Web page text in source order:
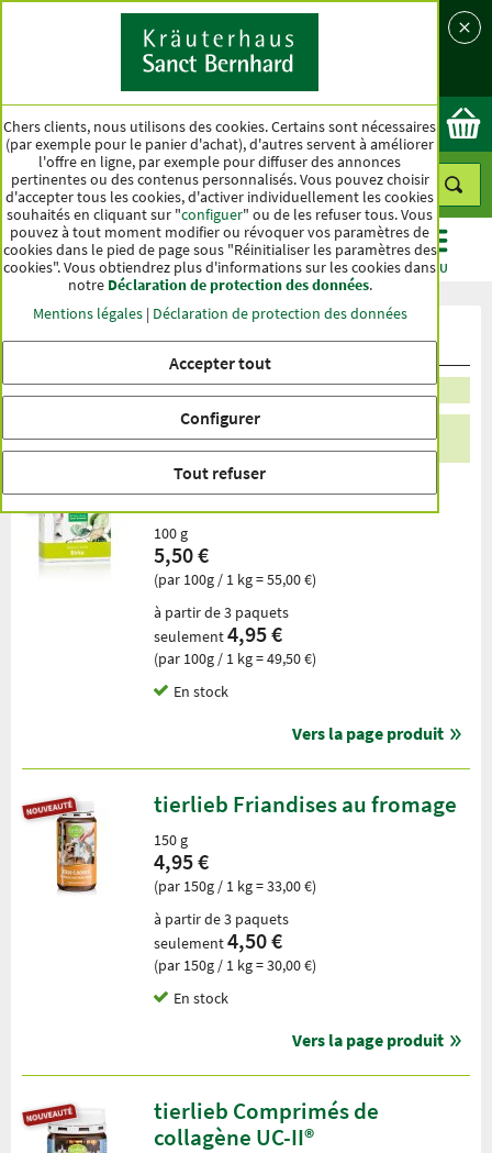
Pays
Ok
CATÉGORIES OFFRES BEST-SELLER MENU
Nouveaux produits
Trier par popularité
21 Produits
Savon au bouleau
100 g
5,50 €
(par 100g / 1 kg = 55,00 €)
à partir de 3 paquets
seulement4,95 €
(par 100g / 1 kg = 49,50 €)
En stock
Vers la page produit
tierlieb Friandises au fromage
150 g
4,95 €
(par 150g / 1 kg = 33,00 €)
à partir de 3 paquets
seulement4,50 €
(par 150g / 1 kg = 30,00 €)
En stock
Vers la page produit
tierlieb Comprimés de
collagène UC-II®
Chers clients, nous utilisons des cookies. Certains sont nécessaires
(par exemple pour le panier d'achat), d'autres servent à améliorer
l'offre en ligne, par exemple pour diffuser des annonces
pertinentes ou des contenus personnalisés. Vous pouvez choisir
d'accepter tous les cookies, d'activer individuellement les cookies
souhaités en cliquant sur "configuer" ou de les refuser tous. Vous
pouvez à tout moment modifier ou révoquer vos paramètres de
cookies dans le pied de page sous "Réinitialiser les paramètres des
cookies". Vous obtiendrez plus d'informations sur les cookies dans
notre Déclaration de protection des données.
Mentions légales| Déclaration de protection des données
Accepter tout
Configurer
Tout refuser